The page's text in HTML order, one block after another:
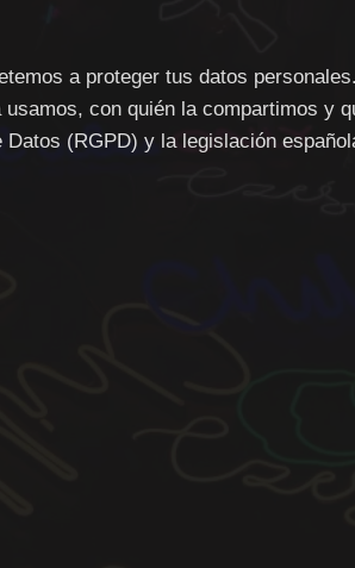
a proteger tus datos
con quién la compartimos y
Datos (RGPD) y la legislación